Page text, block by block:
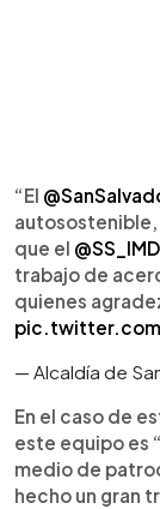
“El
que el
trabajo de
quienes
— Alcaldía de
En el caso de
este equipo es
medio de
hecho un gran